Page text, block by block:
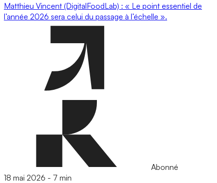
Matthieu Vincent (DigitalFoodLab) : « Le point essentiel de
l’année 2026 sera celui du passage à l’échelle ».
Abonné
18 mai 2026 - 7 min